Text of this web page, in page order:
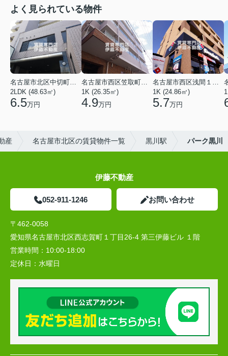
よく見られている物件
名古屋市北区中切町２丁目
2LDK (48.63㎡)
6.5万円
名古屋市西区笠取町４丁目
1K (26.35㎡)
4.9万円
名古屋市西区浅間１丁目
1K (24.86㎡)
5.7万円
産 名古屋市北区の賃貸物件一覧 黒川駅 パーク黒川
伊藤不動産
052-911-1246 お問い合わせ
〒462-0058
愛知県名古屋市北区西志賀町１丁目26-4 第三伊藤ビル １階
営業時間： 10:00‐18:00
定休日： 水曜日